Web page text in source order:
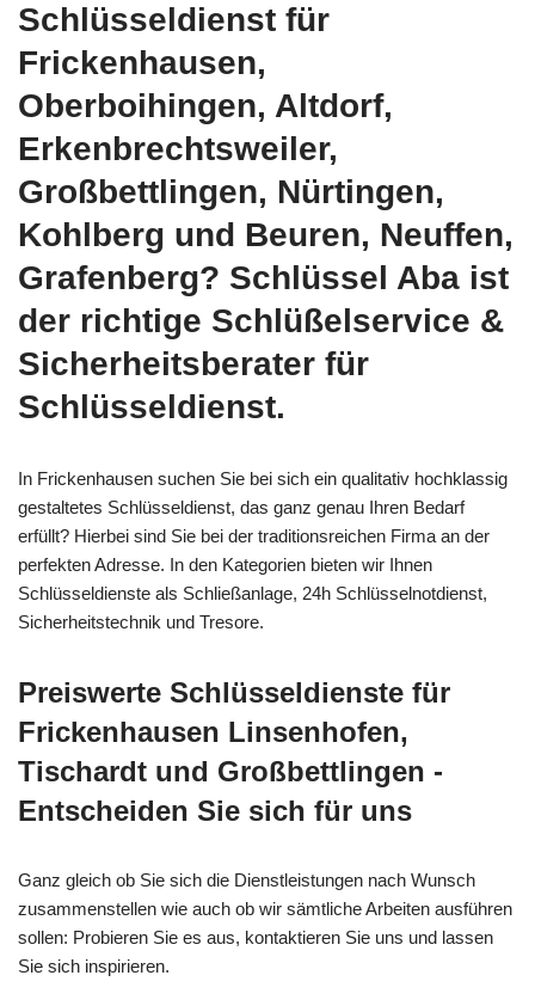
Schlüsseldienst für
Frickenhausen,
Oberboihingen, Altdorf,
Erkenbrechtsweiler,
Großbettlingen, Nürtingen,
Kohlberg und Beuren, Neuffen,
Grafenberg? Schlüssel Aba ist
der richtige Schlüßelservice &
Sicherheitsberater für
Schlüsseldienst.
In Frickenhausen suchen Sie bei sich ein qualitativ hochklassig
gestaltetes Schlüsseldienst, das ganz genau Ihren Bedarf
erfüllt? Hierbei sind Sie bei der traditionsreichen Firma an der
perfekten Adresse. In den Kategorien bieten wir Ihnen
Schlüsseldienste als Schließanlage, 24h Schlüsselnotdienst,
Sicherheitstechnik und Tresore.
Preiswerte Schlüsseldienste für
Frickenhausen Linsenhofen,
Tischardt und Großbettlingen -
Entscheiden Sie sich für uns
Ganz gleich ob Sie sich die Dienstleistungen nach Wunsch
zusammenstellen wie auch ob wir sämtliche Arbeiten ausführen
sollen: Probieren Sie es aus, kontaktieren Sie uns und lassen
Sie sich inspirieren.